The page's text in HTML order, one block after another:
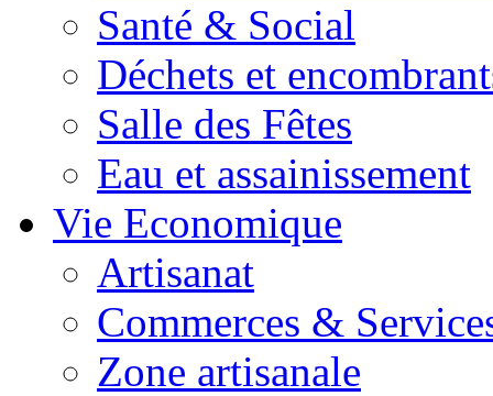
Santé & Social
Déchets et
Salle des Fêtes
Eau et assainissement
Vie Economique
Artisanat
Commerces &
Zone artisanale